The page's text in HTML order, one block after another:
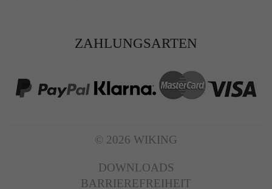
ZAHLUNGSARTEN
© 2026 WIKING
DOWNLOADS
BARRIEREFREIHEIT